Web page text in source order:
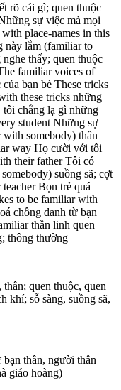
rõ cái gì; quen thuộc
sự việc mà mọi
place-names in this
này lắm (familiar to
thấy; quen thuộc
familiar voices of
bạn bè These tricks
these tricks những
tôi chẳng lạ gì những
student Những sự
somebody) thân
way Họ cười với tôi
their father Tôi có
suồng sã; cợt
Bọn trẻ quá
to be familiar with
chồng danh từ bạn
thần linh quen
thông thường
quen thuộc, quen
khí; sỗ sàng, suồng sã,
thân, người thân
giáo hoàng)